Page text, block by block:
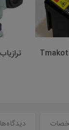
دیدگاه‌ها